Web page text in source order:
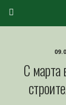
С марта